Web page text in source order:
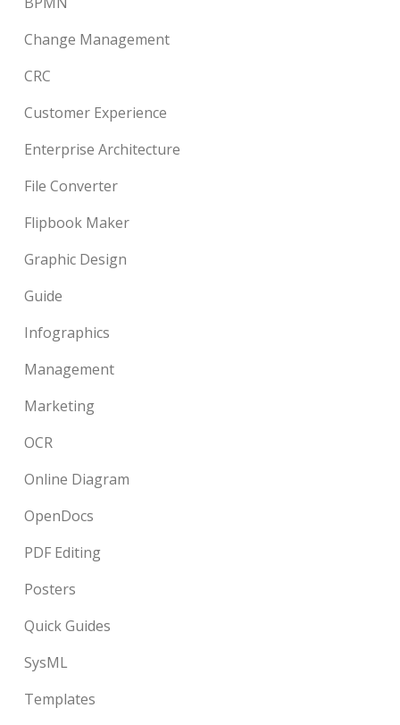
Change Management
CRC
Customer Experience
Enterprise Architecture
File Converter
Flipbook Maker
Graphic Design
Guide
Infographics
Management
Marketing
OCR
Online Diagram
OpenDocs
PDF Editing
Posters
Quick Guides
SysML
Templates